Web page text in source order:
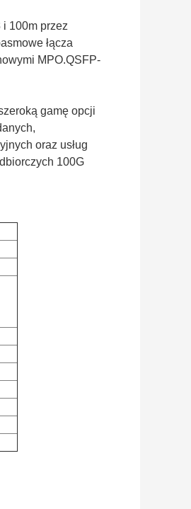
i 100m przez
łącza
MPO.QSFP-
gamę opcji
oraz usług
100G